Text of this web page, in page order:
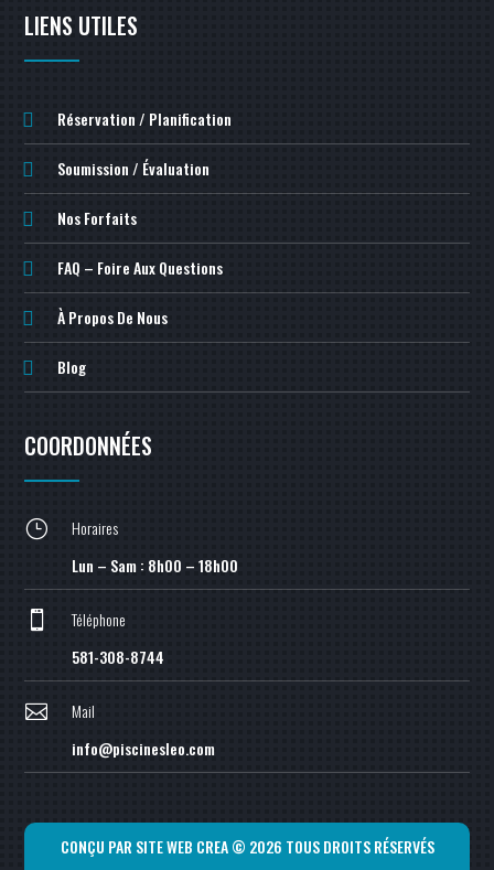
LIENS UTILES
Réservation / Planification
Soumission / Évaluation
Nos Forfaits
FAQ – Foire Aux Questions
À Propos De Nous
Blog
COORDONNÉES
}
Horaires
Lun – Sam : 8h00 – 18h00

Téléphone
581-308-8744

Mail
info@piscinesleo.com
CONÇU PAR SITE WEB CREA© 2026 TOUS DROITS RÉSERVÉS